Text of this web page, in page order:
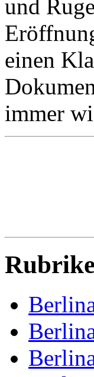
und
einen
immer